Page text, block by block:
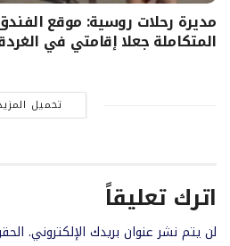
مديرة رحلات روسية: موقع
المتكاملة جعلا إقامتي في
تحميل
اترك تعليقاً
لن يتم نشر عنوان بريدك الإلكتروني.